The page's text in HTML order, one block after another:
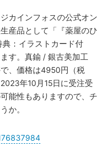
カインフォスの公式オン
産品として「『薬屋のひ
：イラストカード付
す。真鍮 / 銀古美加工
、価格は4950円（税
年10月15日に受注受
能性もありますので、チ
か。